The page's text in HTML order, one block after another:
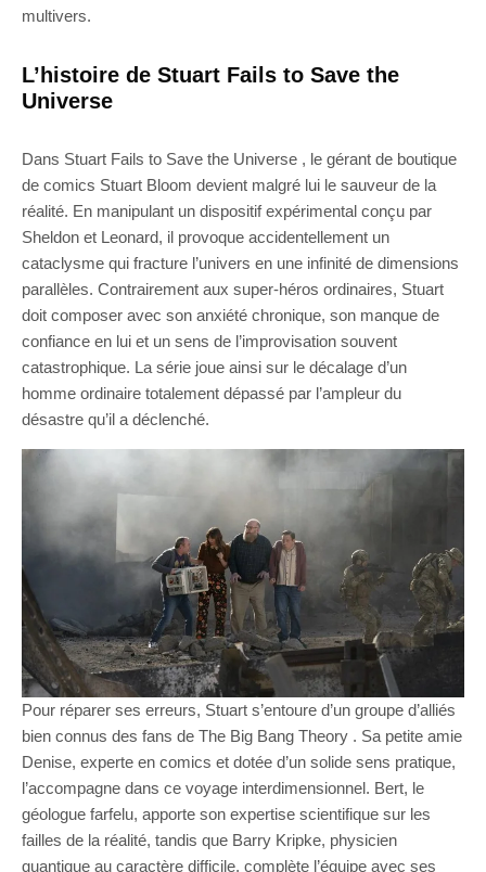
multivers.
L’histoire de Stuart Fails to Save the
Universe
Dans Stuart Fails to Save the Universe , le gérant de boutique
de comics Stuart Bloom devient malgré lui le sauveur de la
réalité. En manipulant un dispositif expérimental conçu par
Sheldon et Leonard, il provoque accidentellement un
cataclysme qui fracture l’univers en une infinité de dimensions
parallèles. Contrairement aux super-héros ordinaires, Stuart
doit composer avec son anxiété chronique, son manque de
confiance en lui et un sens de l’improvisation souvent
catastrophique. La série joue ainsi sur le décalage d’un
homme ordinaire totalement dépassé par l’ampleur du
désastre qu’il a déclenché.
Pour réparer ses erreurs, Stuart s’entoure d’un groupe d’alliés
bien connus des fans de The Big Bang Theory . Sa petite amie
Denise, experte en comics et dotée d’un solide sens pratique,
l’accompagne dans ce voyage interdimensionnel. Bert, le
géologue farfelu, apporte son expertise scientifique sur les
failles de la réalité, tandis que Barry Kripke, physicien
quantique au caractère difficile, complète l’équipe avec ses